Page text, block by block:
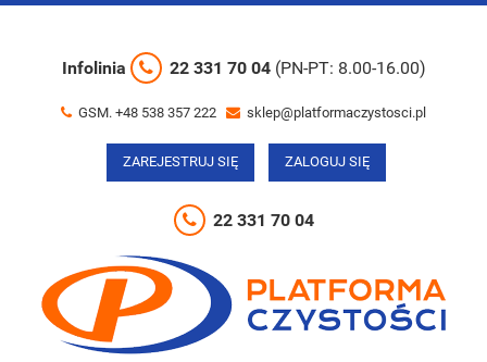
Infolinia 22 331 70 04 (PN-PT: 8.00-16.00)
GSM. +48 538 357 222 sklep@platformaczystosci.pl
ZAREJESTRUJ SIĘ ZALOGUJ SIĘ
22 331 70 04